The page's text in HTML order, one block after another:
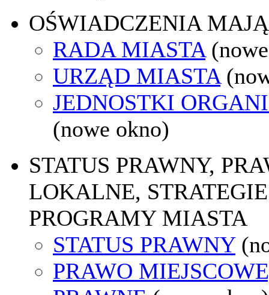
OŚWIADCZENIA
RADA MIASTA
URZĄD MIASTA
JEDNOSTKI
(nowe okno)
STATUS PRAWNY,
LOKALNE,
PROGRAMY MIASTA
STATUS PRAWNY
PRAWO